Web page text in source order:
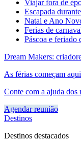
Viajar fora de
Escapada
Natal e Ano
Ferias de
Páscoa e feriado
Dream Makers:
As férias começam aqui
Conte com a ajuda dos
Agendar reunião
Destinos
Destinos destacados